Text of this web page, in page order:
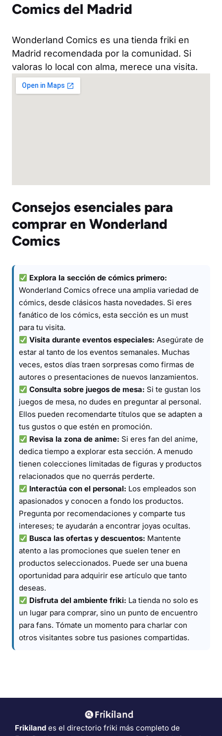
Comics del Madrid
Wonderland Comics es una tienda friki en
Madrid recomendada por la comunidad. Si
valoras lo local con alma, merece una visita.
Consejos esenciales para
comprar en Wonderland
Comics
Explora la sección de cómics primero:
Wonderland Comics ofrece una amplia variedad de
cómics, desde clásicos hasta novedades. Si eres
fanático de los cómics, esta sección es un must
para tu visita.
Visita durante eventos especiales: Asegúrate de
estar al tanto de los eventos semanales. Muchas
veces, estos días traen sorpresas como firmas de
autores o presentaciones de nuevos lanzamientos.
Consulta sobre juegos de mesa: Si te gustan los
juegos de mesa, no dudes en preguntar al personal.
Ellos pueden recomendarte títulos que se adapten a
tus gustos o que estén en promoción.
Revisa la zona de anime: Si eres fan del anime,
dedica tiempo a explorar esta sección. A menudo
tienen colecciones limitadas de figuras y productos
relacionados que no querrás perderte.
Interactúa con el personal: Los empleados son
apasionados y conocen a fondo los productos.
Pregunta por recomendaciones y comparte tus
intereses; te ayudarán a encontrar joyas ocultas.
Busca las ofertas y descuentos: Mantente
atento a las promociones que suelen tener en
productos seleccionados. Puede ser una buena
oportunidad para adquirir ese artículo que tanto
deseas.
Disfruta del ambiente friki: La tienda no solo es
un lugar para comprar, sino un punto de encuentro
para fans. Tómate un momento para charlar con
otros visitantes sobre tus pasiones compartidas.
Frikiland es el directorio friki más completo de